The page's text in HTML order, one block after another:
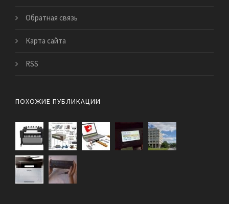
Обратная связь
Карта сайта
RSS
ПОХОЖИЕ ПУБЛИКАЦИИ